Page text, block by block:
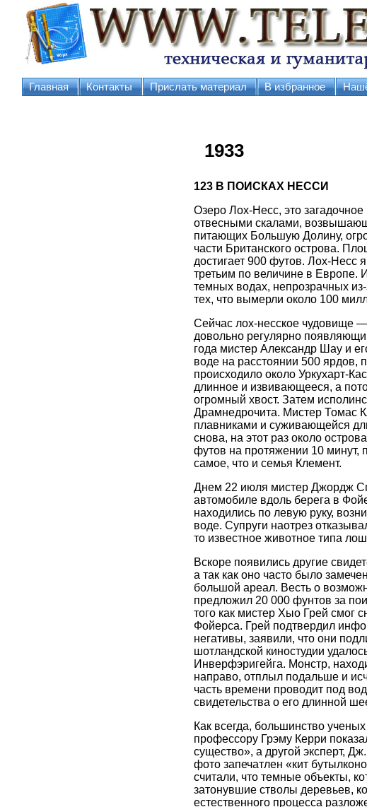
Главная Контакты Прислать материал В избранное
1933
123 В ПОИСКАХ НЕССИ
Озеро Лох-Несс, это
отвесными скалами,
питающих Большую Долину,
части Британского острова.
достигает 900 футов. Лох-
третьим по величине в Европе.
темных водах, непрозрачных
тех, что вымерли около 100
Сейчас лох-несское чудовище
довольно регулярно
года мистер Александр Шау и
воде на расстоянии 500 ярдов,
происходило около Уркухарт-
длинное и извивающееся, а
огромный хвост. Затем
Драмнедрочита. Мистер Томас
плавниками и суживающейся
снова, на этот раз около
футов на протяжении 10 минут,
самое, что и семья Клемент.
Днем 22 июля мистер Джордж
автомобиле вдоль берега в
находились по левую руку,
воде. Супруги наотрез
то известное животное типа
Вскоре появились другие
а так как оно часто было
большой ареал. Весть о
предложил 20 000 фунтов за
того как мистер Хыо Грей смог
Фойерса. Грей подтвердил
негативы, заявили, что они
шотландской киностудии
Инверфэригейга. Монстр,
направо, отплыл подальше и
часть времени проводит под
свидетельства о его длинной
Как всегда, большинство
профессору Грэму Керри
существо», а другой эксперт,
фото запечатлен «кит
считали, что темные объекты,
затонувшие стволы деревьев,
естественного процесса